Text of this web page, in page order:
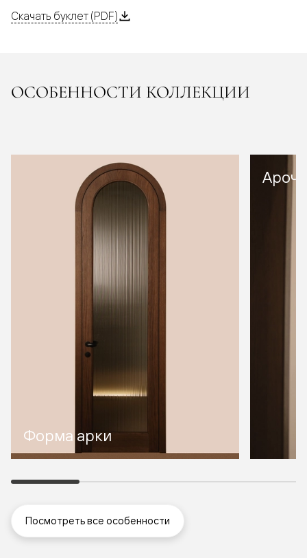
Скачать буклет (PDF)
ОСОБЕННОСТИ КОЛЛЕКЦИИ
Форма арки
Посмотреть все особенности